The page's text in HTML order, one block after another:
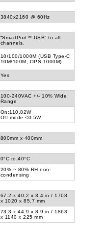
3840x2160 @ 60Hz
“SmartPort™ USB” to all
channels.
10/100/1000M (USB Type-C
10M/100M, OPS 1000M)
Yes
100-240VAC +/- 10% Wide
Range
On:110.82W
Off mode <0.5W
800mm x 400mm
0°C to 40°C
20% ~ 80% RH non-
condensing
67.2 x 40.2 x 3.4 in / 1708
x 1020 x 85.7 mm
73.3 x 44.9 x 8.9 in / 1863
x 1140 x 225 mm